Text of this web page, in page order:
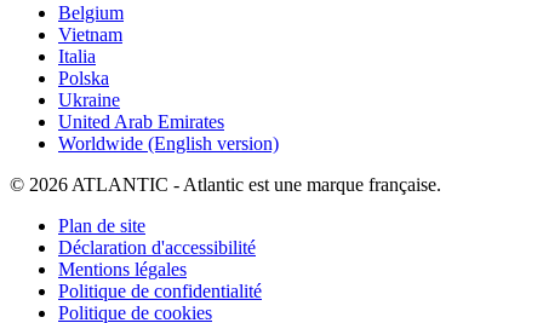
Belgium
Vietnam
Italia
Polska
Ukraine
United Arab Emirates
Worldwide (English version)
© 2026 ATLANTIC - Atlantic est une marque française.
Plan de site
Déclaration d'accessibilité
Mentions légales
Politique de confidentialité
Politique de cookies